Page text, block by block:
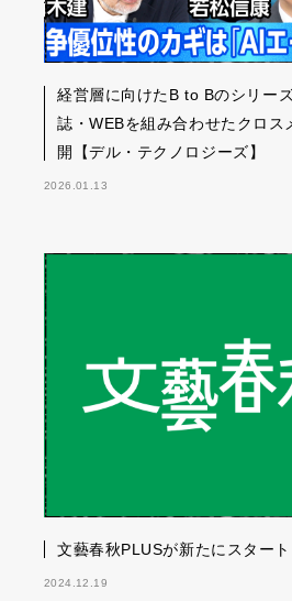
経営層に向けたB to Bのシリー
誌・WEBを組み合わせたクロス
開【デル・テクノロジーズ】
2026.01.13
文藝春秋PLUSが新たにスタート
2024.12.19